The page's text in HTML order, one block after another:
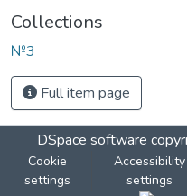
Collections
№3
Full item page
DSpace software
Cookie
settings
Accessibility
settings